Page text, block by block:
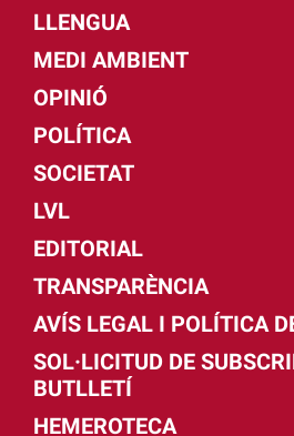
LLENGUA
MEDI AMBIENT
OPINIÓ
POLÍTICA
SOCIETAT
LVL
EDITORIAL
TRANSPARÈNCIA
AVÍS LEGAL I POLÍTICA
SOL·LICITUD DE
BUTLLETÍ
HEMEROTECA